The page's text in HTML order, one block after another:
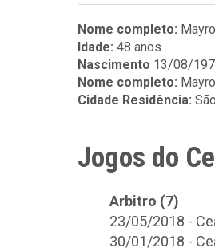
Nome completo:
Idade: 48 anos
Nascimento 13/08/
Nome completo:
Cidade Residência:
Jogos do
Arbitro (7)
23/05/2018 -
30/01/2018 -